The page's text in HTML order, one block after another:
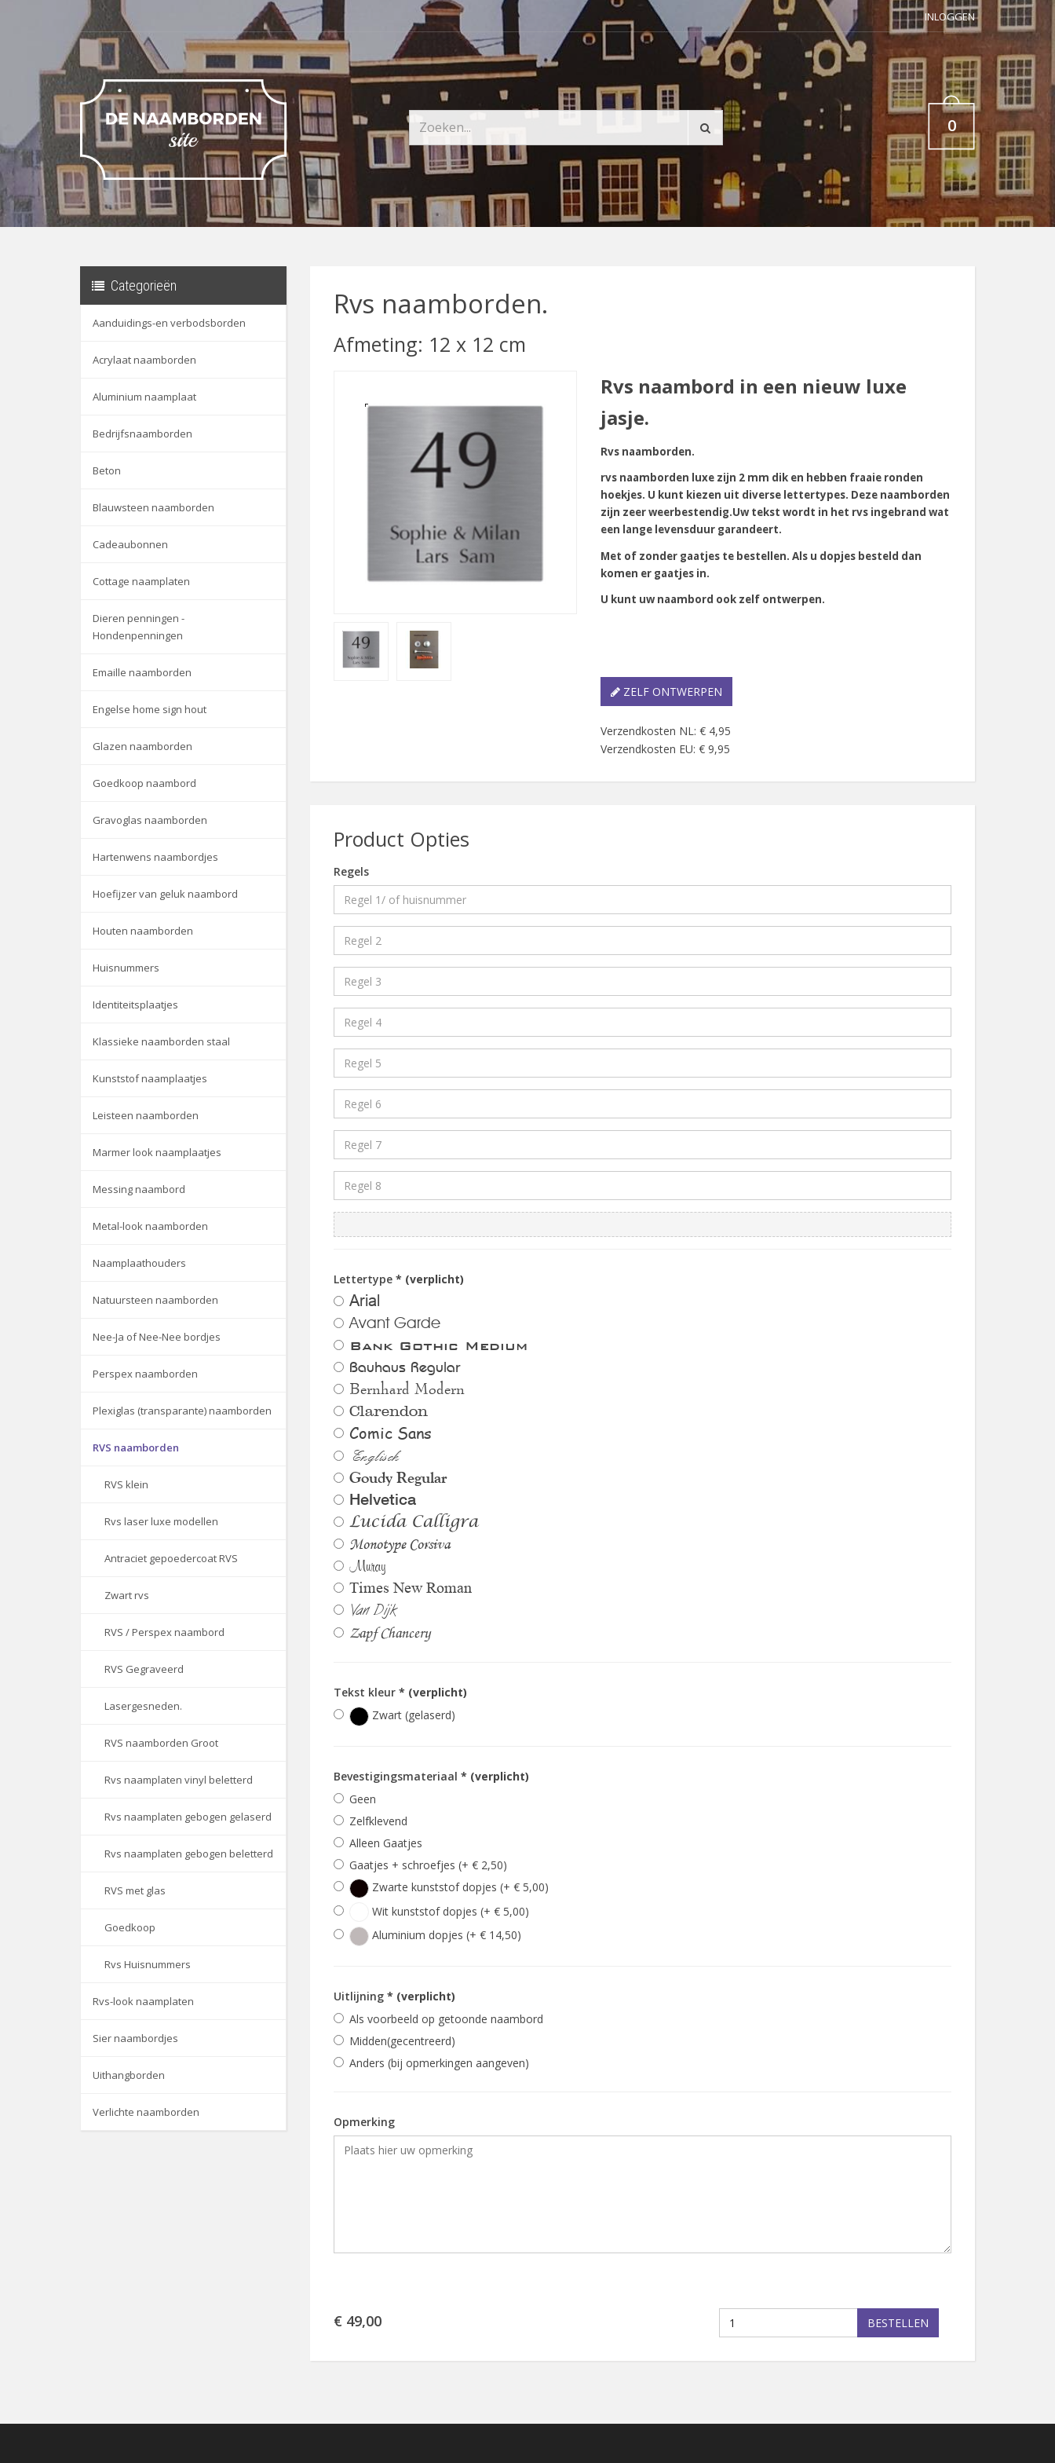
INLOGGEN
0
Categorieën
Aanduidings-en verbodsborden
Acrylaat naamborden
Aluminium naamplaat
Bedrijfsnaamborden
Beton
Blauwsteen naamborden
Cadeaubonnen
Cottage naamplaten
Dieren penningen -
Hondenpenningen
Emaille naamborden
Engelse home sign hout
Glazen naamborden
Goedkoop naambord
Gravoglas naamborden
Hartenwens naambordjes
Hoefijzer van geluk naambord
Houten naamborden
Huisnummers
Identiteitsplaatjes
Klassieke naamborden staal
Kunststof naamplaatjes
Leisteen naamborden
Marmer look naamplaatjes
Messing naambord
Metal-look naamborden
Naamplaathouders
Natuursteen naamborden
Nee-Ja of Nee-Nee bordjes
Perspex naamborden
Plexiglas (transparante) naamborden
RVS naamborden
RVS klein
Rvs laser luxe modellen
Antraciet gepoedercoat RVS
Zwart rvs
RVS / Perspex naambord
RVS Gegraveerd
Lasergesneden.
RVS naamborden Groot
Rvs naamplaten vinyl beletterd
Rvs naamplaten gebogen gelaserd
Rvs naamplaten gebogen beletterd
RVS met glas
Goedkoop
Rvs Huisnummers
Rvs-look naamplaten
Sier naambordjes
Uithangborden
Verlichte naamborden
Rvs naamborden.
Afmeting: 12 x 12 cm
Rvs naambord in een nieuw luxe
jasje.
Rvs naamborden.
rvs naamborden luxe zijn 2 mm dik en hebben fraaie ronden
hoekjes. U kunt kiezen uit diverse lettertypes. Deze naamborden
zijn zeer weerbestendig.Uw tekst wordt in het rvs ingebrand wat
een lange levensduur garandeert.
Met of zonder gaatjes te bestellen. Als u dopjes besteld dan
komen er gaatjes in.
U kunt uw naambord ook zelf ontwerpen.
ZELF ONTWERPEN
Verzendkosten NL: € 4,95
Verzendkosten EU: € 9,95
Product Opties
Regels
Lettertype * (verplicht)
Arial
Avant Garde
Bank Gothic Medium
Bauhaus Regular
Bernhard Modern
Clarendon
Comic Sans
Englisch
Goudy Regular
Helvetica
Lucida Calligra
Monotype Corsiva
Muray
Times New Roman
Van Dijk
Zapf Chancery
Tekst kleur * (verplicht)
Zwart (gelaserd)
Bevestigingsmateriaal * (verplicht)
Geen
Zelfklevend
Alleen Gaatjes
Gaatjes + schroefjes (+ € 2,50)
Zwarte kunststof dopjes (+ € 5,00)
Wit kunststof dopjes (+ € 5,00)
Aluminium dopjes (+ € 14,50)
Uitlijning * (verplicht)
Als voorbeeld op getoonde naambord
Midden(gecentreerd)
Anders (bij opmerkingen aangeven)
Opmerking
€ 49,00 BESTELLEN